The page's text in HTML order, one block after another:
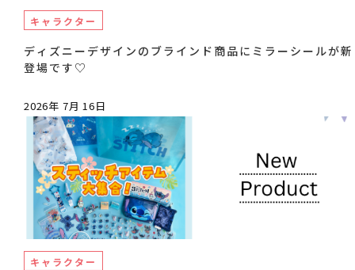
キャラクター
ディズニーデザインのブラインド商品にミラーシールが新
登場です♡
2026年 7月 16日
キャラクター